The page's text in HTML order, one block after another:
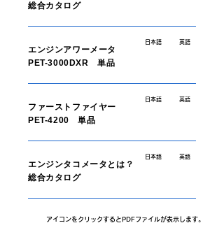
総合カタログ
エンジンアワーメータ
PET-3000DXR 単品
日本語 英語
ファーストファイヤー
PET-4200 単品
日本語 英語
エンジンタコメータとは？
総合カタログ
日本語 英語
アイコンをクリックするとPDFファイルが表示します。